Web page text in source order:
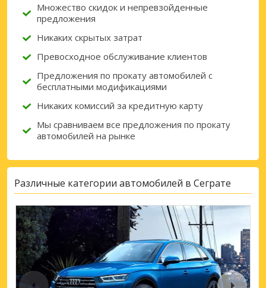
Множество скидок и непревзойденные
предложения
Никаких скрытых затрат
Превосходное обслуживание клиентов
Предложения по прокату автомобилей с
бесплатными модификациями
Никаких комиссий за кредитную карту
Мы сравниваем все предложения по прокату
автомобилей на рынке
Различные категории автомобилей в Сеграте